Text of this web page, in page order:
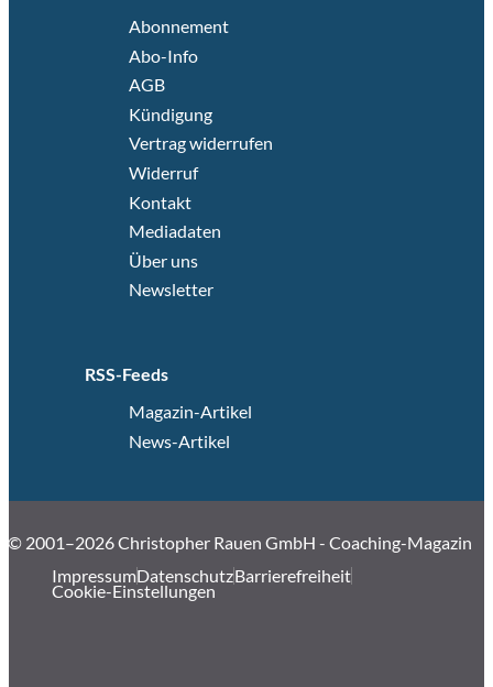
Abonnement
Abo-Info
AGB
Kündigung
Vertrag widerrufen
Widerruf
Kontakt
Mediadaten
Über uns
Newsletter
RSS-Feeds
Magazin-Artikel
News-Artikel
© 2001–2026 Christopher Rauen GmbH - Coaching-Magazin
ImpressumDatenschutzBarrierefreiheit
Cookie-Einstellungen